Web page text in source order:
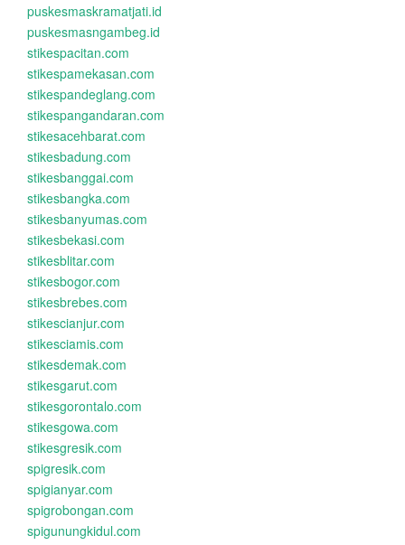
puskesmaskramatjati.id
puskesmasngambeg.id
stikespacitan.com
stikespamekasan.com
stikespandeglang.com
stikespangandaran.com
stikesacehbarat.com
stikesbadung.com
stikesbanggai.com
stikesbangka.com
stikesbanyumas.com
stikesbekasi.com
stikesblitar.com
stikesbogor.com
stikesbrebes.com
stikescianjur.com
stikesciamis.com
stikesdemak.com
stikesgarut.com
stikesgorontalo.com
stikesgowa.com
stikesgresik.com
spigresik.com
spigianyar.com
spigrobongan.com
spigunungkidul.com